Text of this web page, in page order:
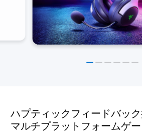
ハプティックフィードバッ
マルチプラットフォームゲ